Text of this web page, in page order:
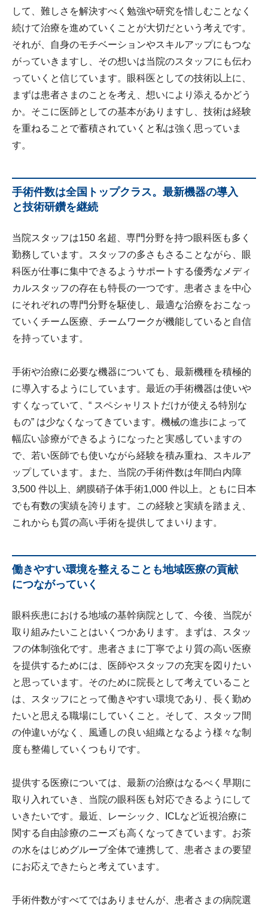
して、難しさを解決すべく勉強や研究を惜しむことなく
続けて治療を進めていくことが大切だという考えです。
それが、自身のモチベーションやスキルアップにもつな
がっていきますし、その想いは当院のスタッフにも伝わ
っていくと信じています。眼科医としての技術以上に、
まずは患者さまのことを考え、想いにより添えるかどう
か。そこに医師としての基本がありますし、技術は経験
を重ねることで蓄積されていくと私は強く思っていま
す。
手術件数は全国トップクラス。最新機器の導入
と技術研鑽を継続
当院スタッフは150 名超、専門分野を持つ眼科医も多く
勤務しています。スタッフの多さもさることながら、眼
科医が仕事に集中できるようサポートする優秀なメディ
カルスタッフの存在も特長の一つです。患者さまを中心
にそれぞれの専門分野を駆使し、最適な治療をおこなっ
ていくチーム医療、チームワークが機能していると自信
を持っています。
手術や治療に必要な機器についても、最新機種を積極的
に導入するようにしています。最近の手術機器は使いや
すくなっていて、“ スペシャリストだけが使える特別な
もの” は少なくなってきています。機械の進歩によって
幅広い診療ができるようになったと実感していますの
で、若い医師でも使いながら経験を積み重ね、スキルア
ップしています。また、当院の手術件数は年間白内障
3,500 件以上、網膜硝子体手術1,000 件以上。ともに日本
でも有数の実績を誇ります。この経験と実績を踏まえ、
これからも質の高い手術を提供してまいります。
働きやすい環境を整えることも地域医療の貢献
につながっていく
眼科疾患における地域の基幹病院として、今後、当院が
取り組みたいことはいくつかあります。まずは、スタッ
フの体制強化です。患者さまに丁寧でより質の高い医療
を提供するためには、医師やスタッフの充実を図りたい
と思っています。そのために院長として考えていること
は、スタッフにとって働きやすい環境であり、長く勤め
たいと思える職場にしていくこと。そして、スタッフ間
の仲違いがなく、風通しの良い組織となるよう様々な制
度も整備していくつもりです。
提供する医療については、最新の治療はなるべく早期に
取り入れていき、当院の眼科医も対応できるようにして
いきたいです。最近、レーシック、ICLなど近視治療に
関する自由診療のニーズも高くなってきています。お茶
の水をはじめグループ全体で連携して、患者さまの要望
にお応えできたらと考えています。
手術件数がすべてではありませんが、患者さまの病院選